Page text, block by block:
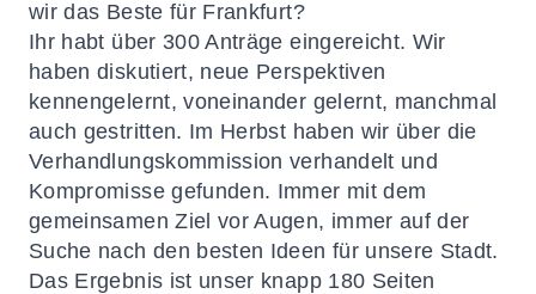
wir das Beste für Frankfurt?
Ihr habt über 300 Anträge eingereicht. Wir
haben diskutiert, neue Perspektiven
kennengelernt, voneinander gelernt, manchmal
auch gestritten. Im Herbst haben wir über die
Verhandlungskommission verhandelt und
Kompromisse gefunden. Immer mit dem
gemeinsamen Ziel vor Augen, immer auf der
Suche nach den besten Ideen für unsere Stadt.
Das Ergebnis ist unser knapp 180 Seiten